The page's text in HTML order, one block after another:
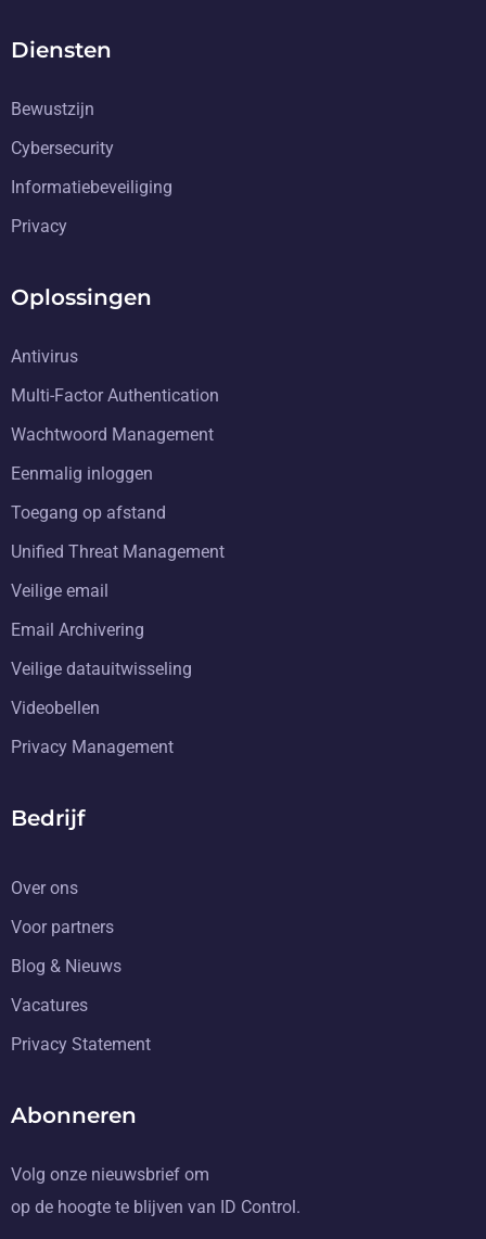
Diensten
Bewustzijn
Cybersecurity
Informatiebeveiliging
Privacy
Oplossingen
Antivirus
Multi-Factor Authentication
Wachtwoord Management
Eenmalig inloggen
Toegang op afstand
Unified Threat Management
Veilige email
Email Archivering
Veilige datauitwisseling
Videobellen
Privacy Management
Bedrijf
Over ons
Voor partners
Blog & Nieuws
Vacatures
Privacy Statement
Abonneren
Volg onze nieuwsbrief om
op de hoogte te blijven van ID Control.